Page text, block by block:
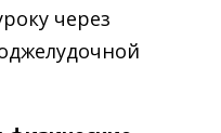
через